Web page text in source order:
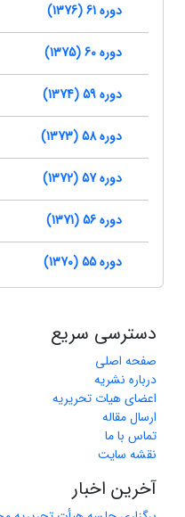
دوره 61 (1376)
دوره 60 (1375)
دوره 59 (1374)
دوره 58 (1373)
دوره 57 (1372)
دوره 56 (1371)
دوره 55 (1370)
دسترسی سریع
صفحه اصلی
درباره نشریه
اعضای هیات تحریریه
ارسال مقاله
تماس با ما
نقشه سایت
آخرین اخبار